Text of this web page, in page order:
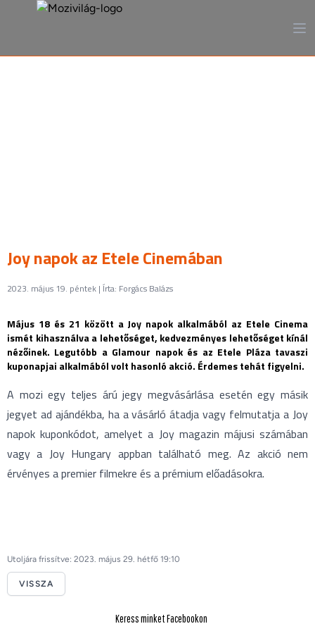
Joy napok az Etele Cinemában
2023. május 19. péntek | Írta: Forgács Balázs
Május 18 és 21 között a Joy napok alkalmából az Etele Cinema
ismét kihasználva a lehetőséget, kedvezményes lehetőséget kínál
nézőinek. Legutóbb a Glamour napok és az Etele Pláza tavaszi
kuponapjai alkalmából volt hasonló akció. Érdemes tehát figyelni.
A mozi egy teljes árú jegy megvásárlása esetén egy másik
jegyet ad ajándékba, ha a vásárló átadja vagy felmutatja a Joy
napok kuponkódot, amelyet a Joy magazin májusi számában
vagy a Joy Hungary appban található meg. Az akció nem
érvényes a premier filmekre és a prémium előadásokra.
Utoljára frissítve: 2023. május 29. hétfő 19:10
VISSZA
Keress minket Facebookon